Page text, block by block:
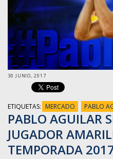
30 JUNIO, 2017
ETIQUETAS: MERCADO PABLO
PABLO AGUILAR
JUGADOR
TEMPORADA